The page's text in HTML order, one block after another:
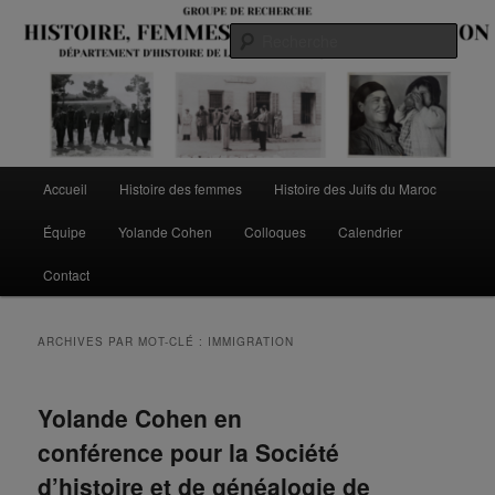
principal
secondaire
Accueil Histoire des femmes Histoire des Juifs du Maroc
Équipe Yolande Cohen Colloques Calendrier
Contact
ARCHIVES PAR MOT-CLÉ : IMMIGRATION
Yolande Cohen en
conférence pour la Société
d’histoire et de généalogie de